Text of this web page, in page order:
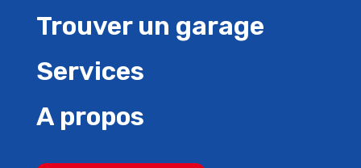
Trouver un garage
Services
A propos